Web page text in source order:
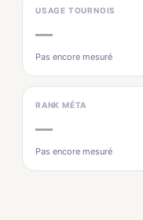
USAGE TOURNOIS
—
Pas encore mesuré
RANK MÉTA
—
Pas encore mesuré